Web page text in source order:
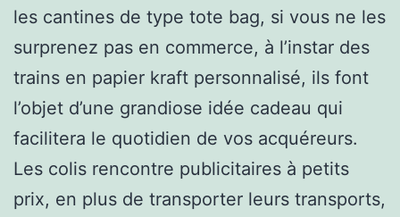
les cantines de type tote bag, si vous ne les
surprenez pas en commerce, à l’instar des
trains en papier kraft personnalisé, ils font
l’objet d’une grandiose idée cadeau qui
facilitera le quotidien de vos acquéreurs.
Les colis rencontre publicitaires à petits
prix, en plus de transporter leurs transports,